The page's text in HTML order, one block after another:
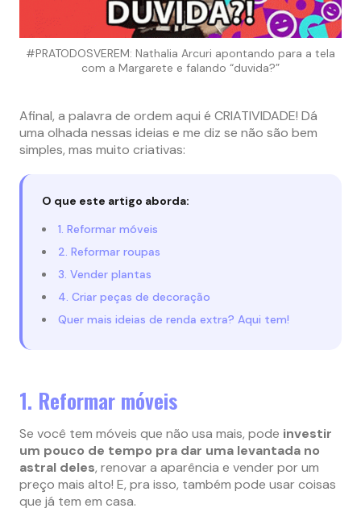
#PRATODOSVEREM: Nathalia Arcuri apontando para a tela
com a Margarete e falando “duvida?”
Afinal, a palavra de ordem aqui é CRIATIVIDADE! Dá
uma olhada nessas ideias e me diz se não são bem
simples, mas muito criativas:
O que este artigo aborda:
1. Reformar móveis
2. Reformar roupas
3. Vender plantas
4. Criar peças de decoração
Quer mais ideias de renda extra? Aqui tem!
1. Reformar móveis
Se você tem móveis que não usa mais, pode investir
um pouco de tempo pra dar uma levantada no
astral deles, renovar a aparência e vender por um
preço mais alto! E, pra isso, também pode usar coisas
que já tem em casa.